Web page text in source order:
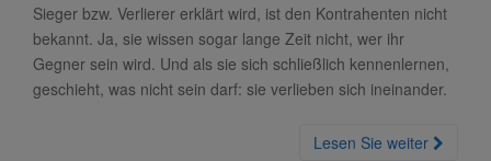
Sieger bzw. Verlierer erklärt wird, ist den Kontrahenten nicht
bekannt. Ja, sie wissen sogar lange Zeit nicht, wer ihr
Gegner sein wird. Und als sie sich schließlich kennenlernen,
geschieht, was nicht sein darf: sie verlieben sich ineinander.
Lesen Sie weiter